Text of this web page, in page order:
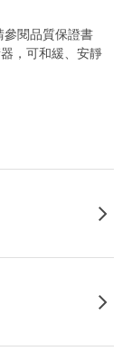
閱品質保證書
，可和緩、安靜